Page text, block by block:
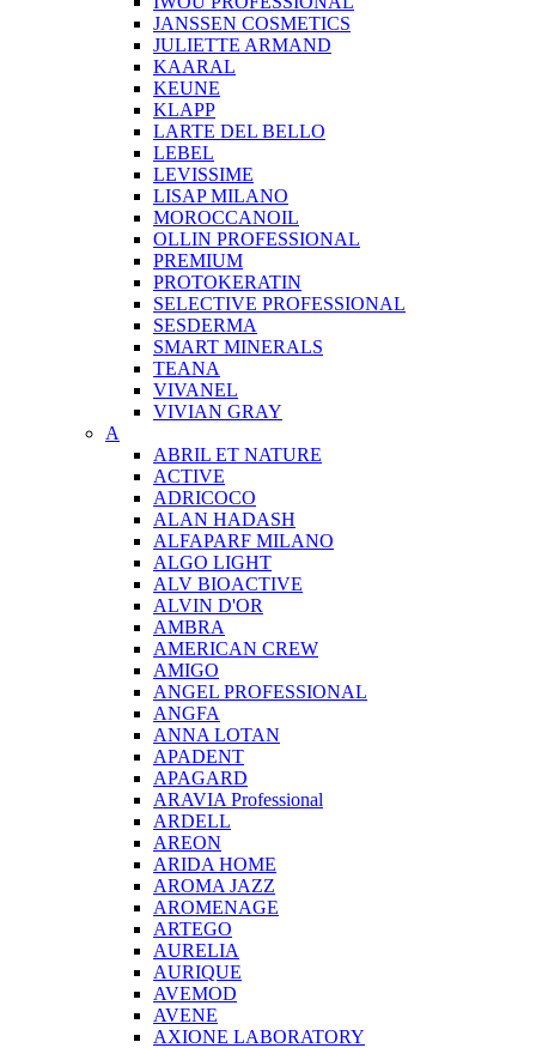
JANSSEN COSMETICS
JULIETTE ARMAND
KAARAL
KEUNE
KLAPP
LARTE DEL BELLO
LEBEL
LEVISSIME
LISAP MILANO
MOROCCANOIL
OLLIN PROFESSIONAL
PREMIUM
PROTOKERATIN
SELECTIVE PROFESSIONAL
SESDERMA
SMART MINERALS
TEANA
VIVANEL
VIVIAN GRAY
A
ABRIL ET NATURE
ACTIVE
ADRICOCO
ALAN HADASH
ALFAPARF MILANO
ALGO LIGHT
ALV BIOACTIVE
ALVIN D'OR
AMBRA
AMERICAN CREW
AMIGO
ANGEL PROFESSIONAL
ANGFA
ANNA LOTAN
APADENT
APAGARD
ARAVIA Professional
ARDELL
AREON
ARIDA HOME
AROMA JAZZ
AROMENAGE
ARTEGO
AURELIA
AURIQUE
AVEMOD
AVENE
AXIONE LABORATORY